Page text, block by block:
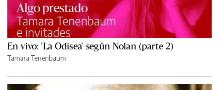
En vivo: 'La Odisea' según Nolan (parte 2)
Tamara Tenenbaum